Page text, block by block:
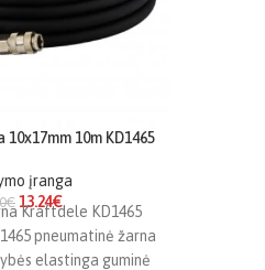
10m KD1465
įranga
€ 13.24€
Kraftdele KD1465
pneumatinė žarna
elastinga guminė